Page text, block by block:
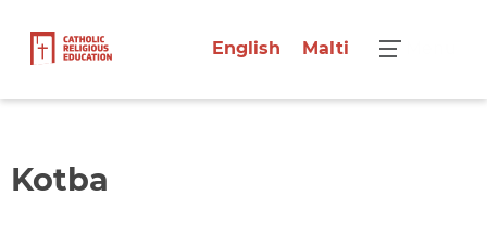
English Malti
Kotba